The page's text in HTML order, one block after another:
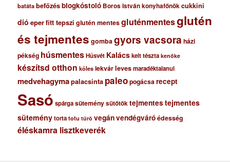
batáta befőzésblogkóstoló Boros István konyhafőnökcukkini
dió eperfitt tepszi glutén mentesgluténmentesglutén
és tejmentes gombagyors vacsora házi
pékség húsmentesHúsvét Kalácskelt tészta kenőke
készítsd otthon köles lekvárlevesmaradéktalanul
medvehagymapalacsinta paleopogácsarecept
Sasó spárgasüteménysütőtöktejmentestejmentes
süteménytorta totu túró vegánvendégváróédesség
éléskamra lisztkeverék